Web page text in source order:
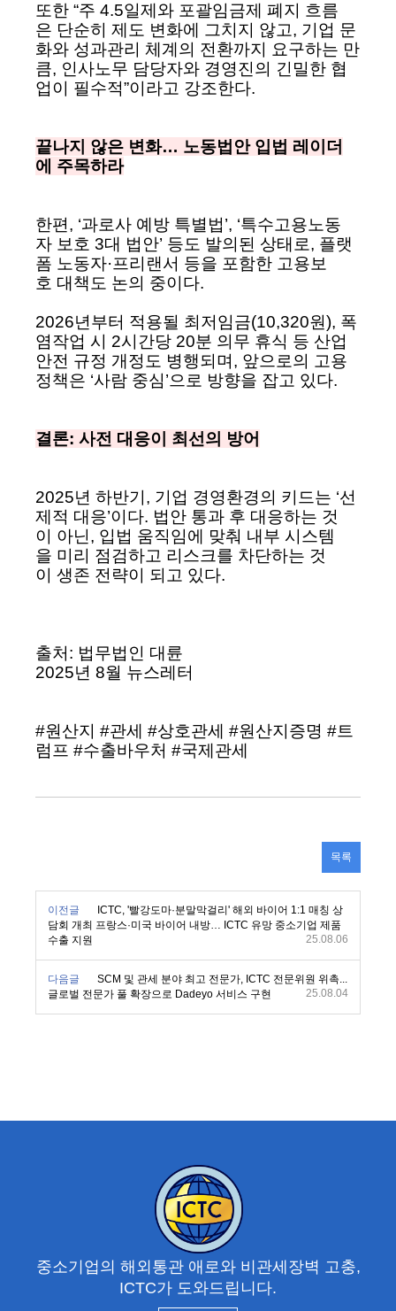
또한 “주 4.5일제와 포괄임금제 폐지 흐름
은 단순히 제도 변화에 그치지 않고, 기업 문
화와 성과관리 체계의 전환까지 요구하는 만
큼, 인사노무 담당자와 경영진의 긴밀한 협
업이 필수적”이라고 강조한다.
끝나지 않은 변화… 노동법안 입법 레이더
에 주목하라
한편, ‘과로사 예방 특별법’, ‘특수고용노동
자 보호 3대 법안’ 등도 발의된 상태로, 플랫
폼 노동자·프리랜서 등을 포함한 고용보
호 대책도 논의 중이다.
2026년부터 적용될 최저임금(10,320원), 폭
염작업 시 2시간당 20분 의무 휴식 등 산업
안전 규정 개정도 병행되며, 앞으로의 고용
정책은 ‘사람 중심’으로 방향을 잡고 있다.
결론: 사전 대응이 최선의 방어
2025년 하반기, 기업 경영환경의 키 드는 ‘선
제적 대응’이다. 법안 통과 후 대응하는 것
이 아닌, 입법 움직임에 맞춰 내부 시스템
을 미리 점검하고 리스크를 차단하는 것
이 생존 전략이 되고 있다.
출처: 법무법인 대륜
2025년 8월 뉴스레터
#원산지 #관세 #상호관세 #원산지증명 #트
럼프 #수출바우처 #국제관세
목록
이전글
ICTC, '빨강도마·분말막걸리' 해외 바이어 1:1 매칭 상
담회 개최 프랑스·미국 바이어 내방… ICTC 유망 중소기업 제품
수출 지원
25.08.06
다음글
SCM 및 관세 분야 최고 전문가, ICTC 전문위원 위촉...
글로벌 전문가 풀 확장으로 Dadeyo 서비스 구현
25.08.04
중소기업의 해외통관 애로와 비관세장벽 고충,
ICTC가 도와드립니다.